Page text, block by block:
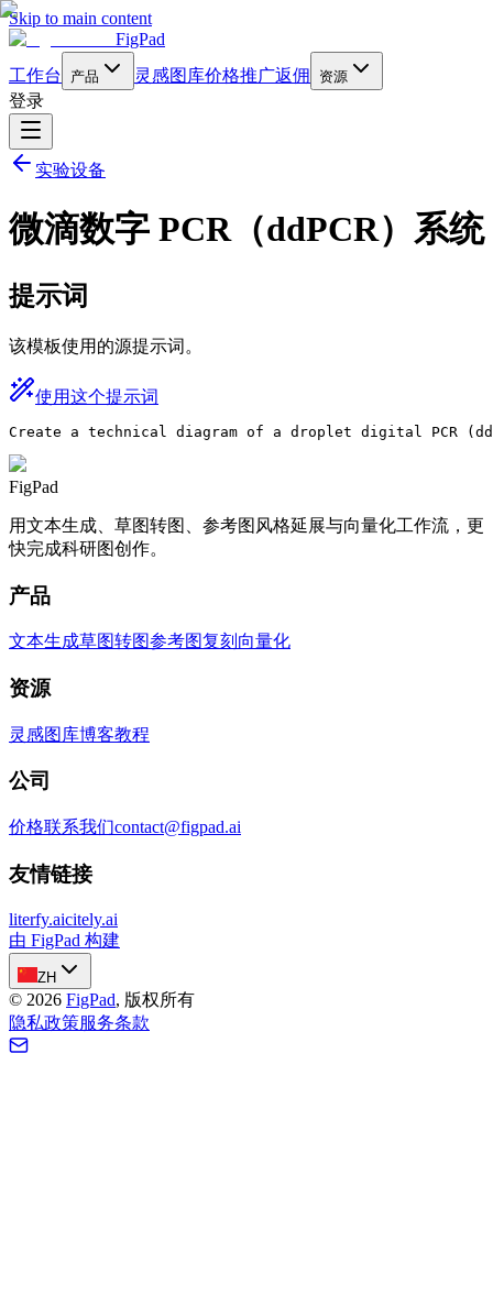
Skip to main content
FigPad
工作台
产品 灵感图库价格推广返佣 资源
登录
实验设备
微滴数字 PCR（ddPCR）系统
提示词
该模板使用的源提示词。
使用这个提示词
Create a technical diagram of a droplet digital PCR
FigPad
用文本生成、草图转图、参考图风格延展与向量化工作流，更
快完成科研图创作。
产品
文本生成草图转图参考图复刻 向量化
资源
灵感图库博客教程
公司
价格联系我们contact@figpad.ai
友情链接
literfy.aicitely.ai
由 FigPad 构建
ZH
© 2026 FigPad, 版权所有
隐私政策服务条款